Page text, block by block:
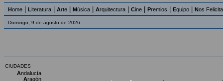
Home Literatura Arte Música Arquitectura Cine Premios Equipo Nos
Domingo, 9 de agosto de 2026
CIUDADES
Andalucía
Aragón